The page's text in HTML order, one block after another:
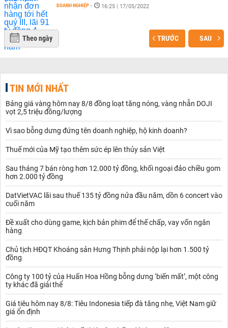
DOANH NGHIỆP - 16:25 | 17/05/2022
Theo ngày TRƯỚC SAU
TIN MỚI NHẤT
Bảng giá vàng hôm nay 8/8 đồng loạt tăng nóng, vàng nhẫn DOJI
vọt 2,5 triệu đồng/lượng
Vì sao bỗng dưng đứng tên doanh nghiệp, hộ kinh doanh?
Thuế mới của Mỹ tạo thêm sức ép lên thủy sản Việt
Sau tháng 7 bán ròng hơn 12.000 tỷ đồng, khối ngoại đảo chiều gom
hơn 2.000 tỷ đồng
DatVietVAC lãi sau thuế 135 tỷ đồng nửa đầu năm, dồn 6 concert vào
cuối năm
Đề xuất cho dùng game, kịch bản phim để thế chấp, vay vốn ngân
hàng
Chủ tịch HĐQT Khoáng sản Hưng Thịnh phải nộp lại hơn 1.500 tỷ
đồng
Công ty 100 tỷ của Huấn Hoa Hồng bỗng dưng ‘biến mất’, một công
ty khác đã giải thể
Giá tiêu hôm nay 8/8: Tiêu Indonesia tiếp đà tăng nhẹ, Việt Nam giữ
giá ổn định